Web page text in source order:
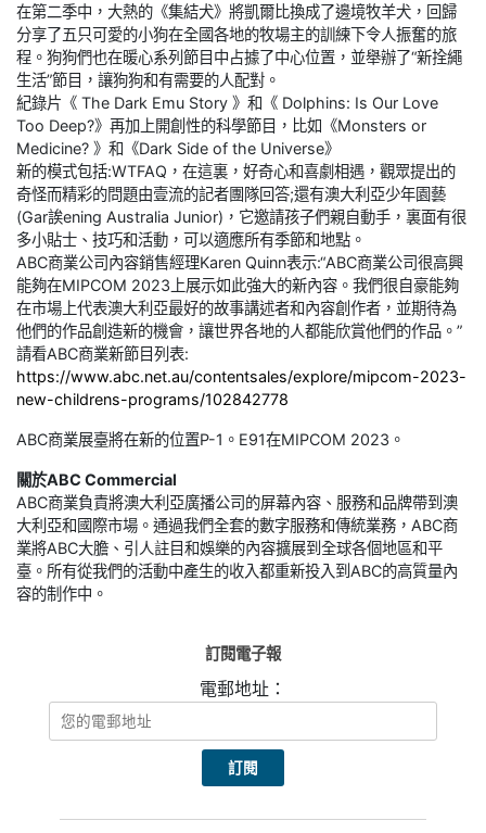
在第二季中，大熱的《集結犬》將凱爾比換成了邊境牧羊犬，回歸
分享了五只可愛的小狗在全國各地的牧場主的訓練下令人振奮的旅
程。狗狗們也在暖心系列節目中占據了中心位置，並舉辦了“新拴繩
生活”節目，讓狗狗和有需要的人配對。
紀錄片《 The Dark Emu Story 》和《 Dolphins: Is Our Love
Too Deep?》再加上開創性的科學節目，比如《Monsters or
Medicine? 》和《Dark Side of the Universe》
新的模式包括:WTFAQ，在這裏，好奇心和喜劇相遇，觀眾提出的
奇怪而精彩的問題由壹流的記者團隊回答;還有澳大利亞少年園藝
(Gar誒ening Australia Junior)，它邀請孩子們親自動手，裏面有很
多小貼士、技巧和活動，可以適應所有季節和地點。
ABC商業公司內容銷售經理Karen Quinn表示:“ABC商業公司很高興
能夠在MIPCOM 2023上展示如此強大的新內容。我們很自豪能夠
在市場上代表澳大利亞最好的故事講述者和內容創作者，並期待為
他們的作品創造新的機會，讓世界各地的人都能欣賞他們的作品。”
請看ABC商業新節目列表:
https://www.abc.net.au/contentsales/explore/mipcom-2023-
new-childrens-programs/102842778
ABC商業展臺將在新的位置P-1。E91在MIPCOM 2023。
關於ABC Commercial
ABC商業負責將澳大利亞廣播公司的屏幕內容、服務和品牌帶到澳
大利亞和國際市場。通過我們全套的數字服務和傳統業務，ABC商
業將ABC大膽、引人註目和娛樂的內容擴展到全球各個地區和平
臺。所有從我們的活動中產生的收入都重新投入到ABC的高質量內
容的制作中。
訂閱電子報
電郵地址：